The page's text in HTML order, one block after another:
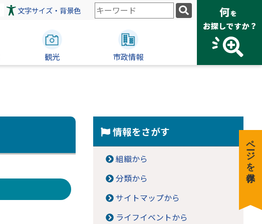
文字サイズ・背景色
検
索
ー
観光 市政情報
情報をさがす
組織から
分類から
サイトマップから
ライフイベントから
ページを保存